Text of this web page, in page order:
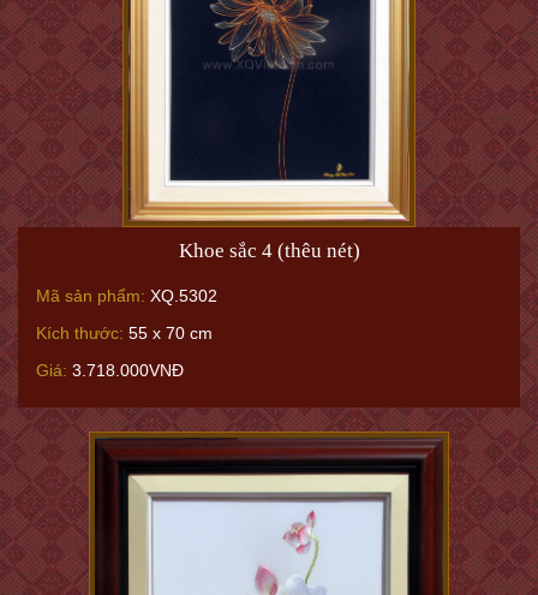
Khoe sắc 4 (thêu nét)
Mã sản phẩm: XQ.5302
Kích thước: 55 x 70 cm
Giá: 3.718.000VNĐ